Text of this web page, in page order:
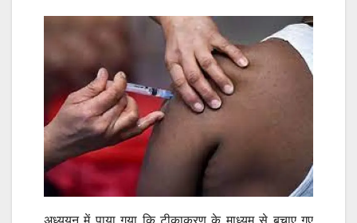
अध्ययन में पाया गया कि टीकाकरण के माध्यम से बचाए गए